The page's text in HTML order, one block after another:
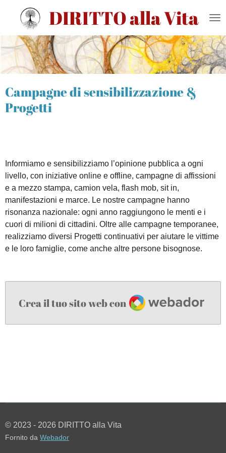
contenuto
principale
DIRITTO alla Vita
Campagne di sensibilizzazione &
Progetti
Informiamo e sensibilizziamo l’opinione pubblica a ogni
livello, con iniziative online e offline, campagne di affissioni
e a mezzo stampa, camion vela, flash mob, sit in,
manifestazioni e marce. Le nostre campagne hanno
risonanza nazionale: ogni anno raggiungono le menti e i
cuori di milioni di cittadini. Oltre alle campagne temporanee,
realizziamo diversi Progetti continuativi per aiutare le vittime
e le loro famiglie, come anche altre persone bisognose.
Crea il tuo sito web con
Webador
© 2023 - 2026 DIRITTO alla Vita
Fornito da Webador